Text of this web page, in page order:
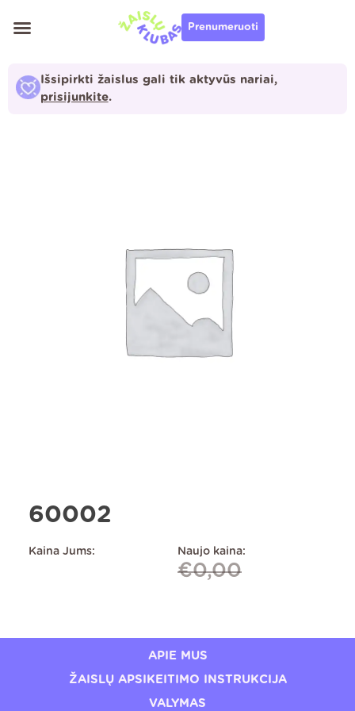
prie
Prenumeruoti
Išsipirkti žaislus gali tik aktyvūs nariai,
prisijunkite.
60002
Kaina Jums: Naujo kaina:
€0,00
APIE MUS
ŽAISLŲ APSIKEITIMO INSTRUKCIJA
VALYMAS